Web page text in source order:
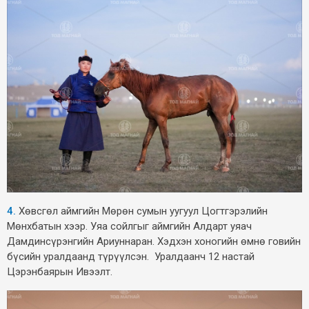
4. Хөвсгөл аймгийн Мөрөн сумын уугуул Цогтгэрэлийн
Мөнхбатын хээр. Уяа сойлгыг аймгийн Алдарт уяач
Дамдинсүрэнгийн Ариуннаран. Хэдхэн хоногийн өмнө говийн
бүсийн уралдаанд түрүүлсэн. Уралдаанч 12 настай
Цэрэнбаярын Ивээлт.